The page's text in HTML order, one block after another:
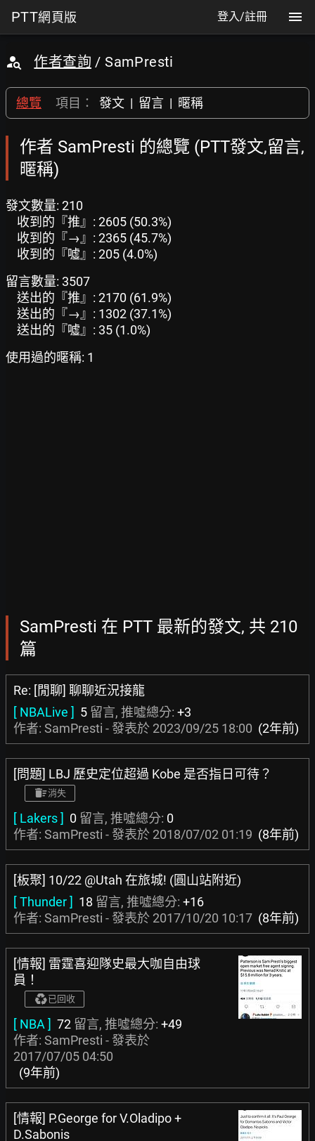
PTT網頁版 登入/註冊
作者查詢 / SamPresti
總覽 項目： 發文 | 留言 | 暱稱
作者 SamPresti 的總覽 (PTT發文,留言,
暱稱)
發文數量: 210
收到的『推』: 2605 (50.3%)
收到的『→』: 2365 (45.7%)
收到的『噓』: 205 (4.0%)
留言數量: 3507
送出的『推』: 2170 (61.9%)
送出的『→』: 1302 (37.1%)
送出的『噓』: 35 (1.0%)
使用過的暱稱: 1
SamPresti 在 PTT 最新的發文, 共 210
篇
Re: [閒聊] 聊聊近況接龍
[ NBALive ] 5 留言, 推噓總分: +3
作者: SamPresti - 發表於 2023/09/25 18:00 (2年前)
[問題] LBJ 歷史定位超過 Kobe 是否指日可待？
消失
[ Lakers ] 0 留言, 推噓總分: 0
作者: SamPresti - 發表於 2018/07/02 01:19 (8年前)
[板聚] 10/22 @Utah 在旅城! (圓山站附近)
[ Thunder ] 18 留言, 推噓總分: +16
作者: SamPresti - 發表於 2017/10/20 10:17 (8年前)
[情報] 雷霆喜迎隊史最大咖自由球
員！
已回收
[ NBA ] 72 留言, 推噓總分: +49
作者: SamPresti - 發表於
2017/07/05 04:50
(9年前)
[情報] P.George for V.Oladipo +
D.Sabonis